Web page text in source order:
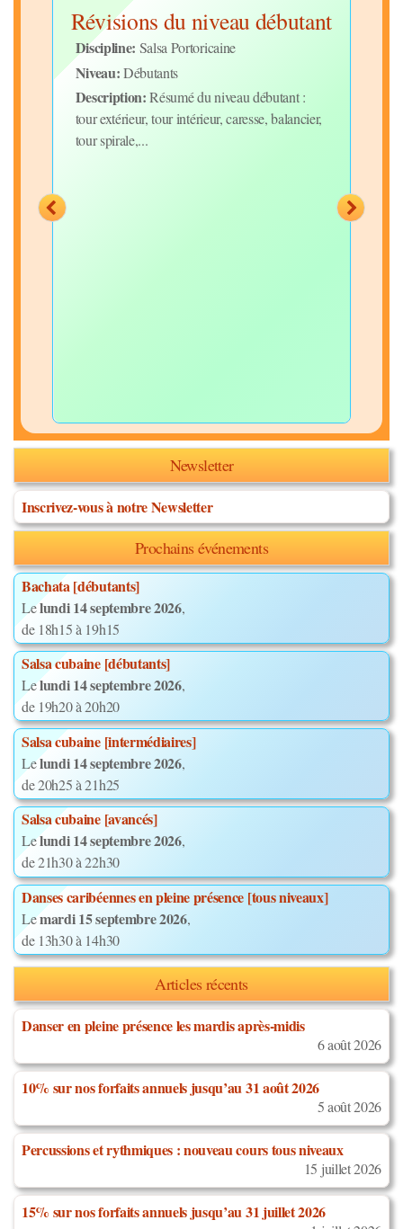
Révisions du niveau débutant
Discipline: Salsa Portoricaine
Niveau:Débutants
Description:Résumé du niveau débutant :
tour extérieur, tour intérieur, caresse, balancier,
tour spirale,...
Newsletter
Inscrivez-vous à notre Newsletter
Prochains événements
Bachata [débutants]
Lelundi 14 septembre 2026,
de 18h15 à 19h15
Salsa cubaine [débutants]
Lelundi 14 septembre 2026,
de 19h20 à 20h20
Salsa cubaine [intermédiaires]
Lelundi 14 septembre 2026,
de 20h25 à 21h25
Salsa cubaine [avancés]
Lelundi 14 septembre 2026,
de 21h30 à 22h30
Danses caribéennes en pleine présence [tous niveaux]
Lemardi 15 septembre 2026,
de 13h30 à 14h30
Articles récents
Danser en pleine présence les mardis après-midis
6 août 2026
10% sur nos forfaits annuels jusqu’au 31 août 2026
5 août 2026
Percussions et rythmiques : nouveau cours tous niveaux
15 juillet 2026
15% sur nos forfaits annuels jusqu’au 31 juillet 2026